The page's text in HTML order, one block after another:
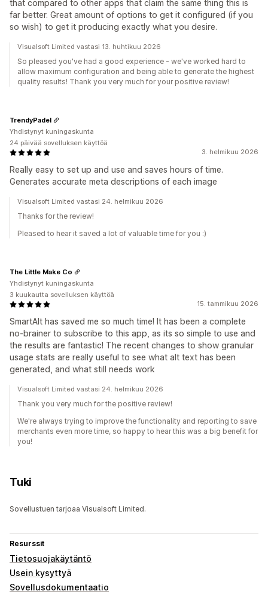
that compared to other apps that claim the same thing this is
far better. Great amount of options to get it configured (if you
so wish) to get it producing exactly what you desire.
Visualsoft Limited vastasi 13. huhtikuu 2026
So pleased you've had a good experience - we've worked hard to
allow maximum configuration and being able to generate the highest
quality results! Thank you very much for your positive review!
3. helmikuu 2026
Really easy to set up and use and saves hours of time.
Generates accurate meta descriptions of each image
TrendyPadel
Yhdistynyt kuningaskunta
24 päivää sovelluksen käyttöä
Visualsoft Limited vastasi 24. helmikuu 2026
Thanks for the review!
Pleased to hear it saved a lot of valuable time for you :)
15. tammikuu 2026
SmartAlt has saved me so much time! It has been a complete
no-brainer to subscribe to this app, as its so simple to use and
the results are fantastic! The recent changes to show granular
usage stats are really useful to see what alt text has been
generated, and what still needs work
The Little Make Co
Yhdistynyt kuningaskunta
3 kuukautta sovelluksen käyttöä
Visualsoft Limited vastasi 24. helmikuu 2026
Thank you very much for the positive review!
We're always trying to improve the functionality and reporting to save
merchants even more time, so happy to hear this was a big benefit for
you!
Tuki
Sovellustuen tarjoaa Visualsoft Limited.
Resurssit
Tietosuojakäytäntö
Usein kysyttyä
Sovellusdokumentaatio